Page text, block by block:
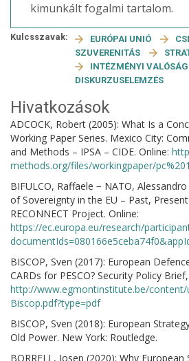
kimunkált fogalmi tartalom.
Kulcsszavak: EURÓPAI UNIÓ
SZUVERENITÁS
INTÉZMÉNYI VALÓSÁG
DISKURZUSELEMZÉS
Hivatkozások
ADCOCK, Robert (2005): What Is a
Working Paper Series. Mexico City:
and Methods – IPSA – CIDE. Online:
methods.org/files/workingpaper/
BIFULCO, Raffaele − NATO,
of Sovereignty in the EU – Past,
RECONNECT Project. Online:
https://ec.europa.eu/research/
BISCOP, Sven (2017): European
CARDs for PESCO? Security Policy
http://www.egmontinstitute.be/content/
Biscop.pdf?type=pdf
BISCOP, Sven (2018): European
Old Power. New York: Routledge.
BORRELL, Josep (2020): Why